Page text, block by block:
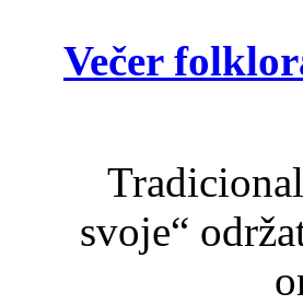
Večer
svoje“